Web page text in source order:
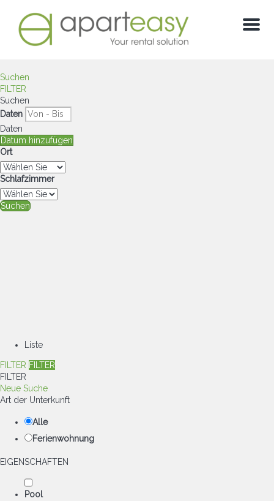
Menu
Suchen
FILTER
Suchen
Daten
Daten
Datum hinzufügen
Ort
Schlafzimmer
Suchen
Liste
FILTER FILTER
FILTER
Neue Suche
Art der Unterkunft
Alle
Ferienwohnung
EIGENSCHAFTEN
Pool